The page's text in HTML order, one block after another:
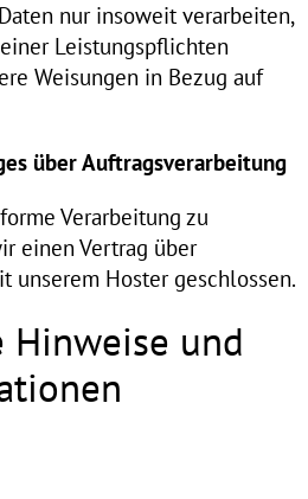
nur insoweit verarbeiten,
Leistungspflichten
Weisungen in Bezug auf
über Auftragsverarbeitung
Verarbeitung zu
einen Vertrag über
unserem Hoster geschlossen.
Hinweise und